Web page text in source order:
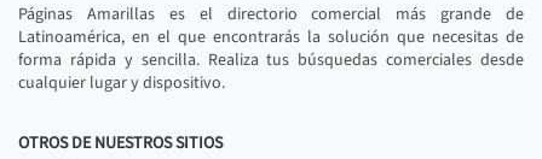
Páginas Amarillas es el directorio comercial más grande de
Latinoamérica, en el que encontrarás la solución que necesitas de
forma rápida y sencilla. Realiza tus búsquedas comerciales desde
cualquier lugar y dispositivo.
OTROS DE NUESTROS SITIOS